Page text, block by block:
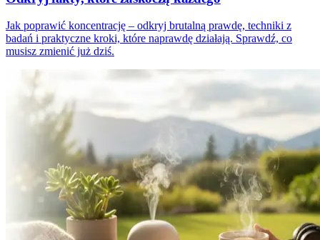
Jak poprawić koncentrację – odkryj brutalną prawdę, techniki z
badań i praktyczne kroki, które naprawdę działają. Sprawdź, co
musisz zmienić już dziś.